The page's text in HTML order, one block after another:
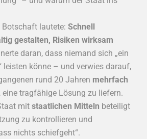
Botschaft lautete: Schnell
gestalten, Risiken wirksam
daran, dass niemand sich „ein
leisten könne – und verwies darauf,
rund 20 Jahren mehrfach
eine tragfähige Lösung zu liefern.
mit staatlichen Mitteln beteiligt
zu kontrollieren und
nichts schiefgeht“.